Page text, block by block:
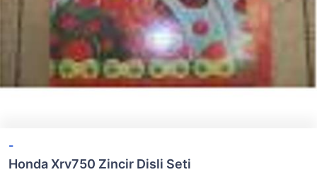
-
Honda Xrv750 Zincir Disli Seti